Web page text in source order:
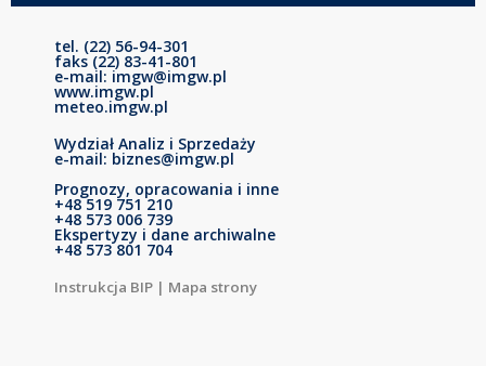
tel. (22) 56-94-301
faks (22) 83-41-801
e-mail: imgw@imgw.pl
www.imgw.pl
meteo.imgw.pl
Wydział Analiz i Sprzedaży
e-mail: biznes@imgw.pl
Prognozy, opracowania i inne
+48 519 751 210
+48 573 006 739
Ekspertyzy i dane archiwalne
+48 573 801 704
Instrukcja BIP | Mapa strony